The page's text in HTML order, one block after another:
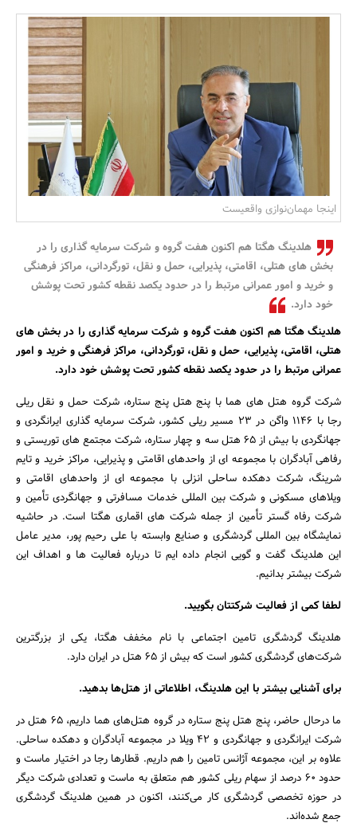
بانک، بیمه و سرمایه
مسکن و ساختمان
جستجو
اینجا مهمان‌نوازی واقعیست
هلدینگ هگتا هم اکنون هفت گروه و شرکت سرمایه گذاری را در
بخش های هتلی، اقامتی، پذیرایی، حمل و نقل، تورگردانی، مراکز فرهنگی
و خرید و امور عمرانی مرتبط را در حدود یکصد نقطه کشور تحت پوشش
خود دارد.
هلدینگ هگتا هم اکنون هفت گروه و شرکت سرمایه گذاری را در بخش های
هتلی، اقامتی، پذیرایی، حمل و نقل، تورگردانی، مراکز فرهنگی و خرید و امور
عمرانی مرتبط را در حدود یکصد نقطه کشور تحت پوشش خود دارد.
شرکت گروه هتل های هما با پنج هتل پنج ستاره، شرکت حمل و نقل ریلی
رجا با 1146 واگن در 23 مسیر ریلی کشور، شرکت سرمایه گذاری ایرانگردی و
جهانگردی با بیش از 65 هتل سه و چهار ستاره، شرکت مجتمع های توریستی و
رفاهی آبادگران با مجموعه ای از واحدهای اقامتی و پذیرایی، مراکز خرید و تایم
شرینگ، شرکت دهکده ساحلی انزلی با مجموعه ای از واحدهای اقامتی و
ویلاهای مسکونی و شرکت بین المللی خدمات مسافرتی و جهانگردی تأمین و
شرکت رفاه گستر تأمین از جمله شرکت های اقماری هگتا است. در حاشیه
نمایشگاه بین المللی گردشگری و صنایع وابسته با علی رحیم پور، مدیر عامل
این هلدینگ گفت و گویی انجام داده ایم تا درباره فعالیت ها و اهداف این
شرکت بیشتر بدانیم.
لطفا کمی از فعالیت شرکتتان بگویید.
هلدینگ گردشگری تامین اجتماعی با نام مخفف هگتا، یکی از بزرگ­ترین
شرکت‌های گردشگری کشور است که بیش از 65 هتل در ایران دارد.
برای آشنایی بیشتر با این هلدینگ، اطلاعاتی از هتل‌ها بدهید.
ما درحال حاضر، پنج هتل پنج ستاره در گروه هتل‌های هما داریم، ۶۵ هتل در
شرکت ایرانگردی و جهانگردی و 42 ویلا در مجموعه آبادگران و دهکده ساحلی.
علاوه بر این، مجموعه آژانس تامین را هم داریم. قطارها رجا در اختیار ماست و
حدود ۶۰ درصد از سهام ریلی کشور هم متعلق به ماست و تعدادی شرکت دیگر
در حوزه تخصصی گردشگری کار می‌کنند، اکنون در همین هلدینگ گردشگری
جمع شده‌اند.